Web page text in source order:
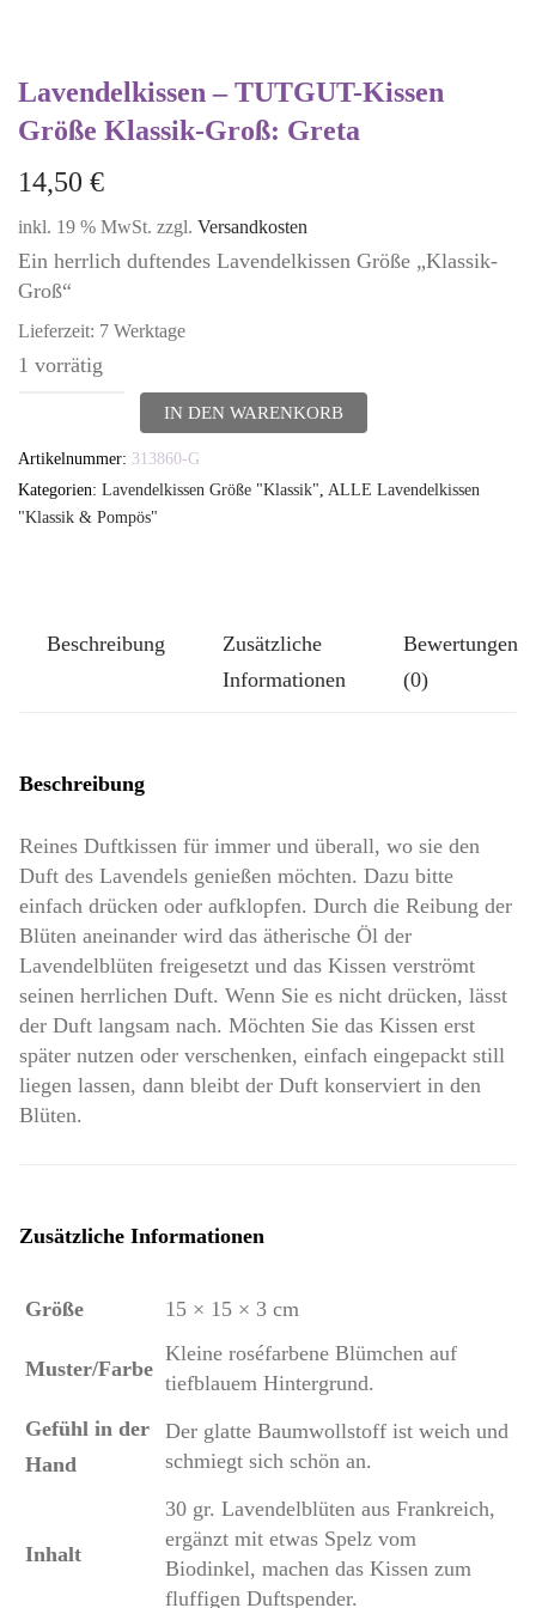
Lavendelkissen – TUTGUT-Kissen
Größe Klassik-Groß: Greta
14,50 €
inkl. 19 % MwSt. zzgl. Versandkosten
Ein herrlich duftendes Lavendelkissen Größe „Klassik-
Groß“
Lieferzeit: 7 Werktage
1 vorrätig
TUTGUT-
Kissen
IN DEN WARENKORB
Artikelnummer: 313860-G
Kategorien: Lavendelkissen Größe "Klassik" ALLE Lavendelkissen
"Klassik & Pompös"
Beschreibung
Zusätzliche
Informationen
Bewertungen
(0)
Beschreibung
Reines Duftkissen für immer und überall, wo sie den
Duft des Lavendels genießen möchten. Dazu bitte
einfach drücken oder aufklopfen. Durch die Reibung der
Blüten aneinander wird das ätherische Öl der
Lavendelblüten freigesetzt und das Kissen verströmt
seinen herrlichen Duft. Wenn Sie es nicht drücken, lässt
der Duft langsam nach. Möchten Sie das Kissen erst
später nutzen oder verschenken, einfach eingepackt still
liegen lassen, dann bleibt der Duft konserviert in den
Blüten.
Zusätzliche Informationen
Größe 15 × 15 × 3 cm
Muster/Farbe
Kleine roséfarbene Blümchen auf
tiefblauem Hintergrund.
Gefühl in der
Hand
Der glatte Baumwollstoff ist weich und
schmiegt sich schön an.
Inhalt
30 gr. Lavendelblüten aus Frankreich,
ergänzt mit etwas Spelz vom
Biodinkel, machen das Kissen zum
fluffigen Duftspender.